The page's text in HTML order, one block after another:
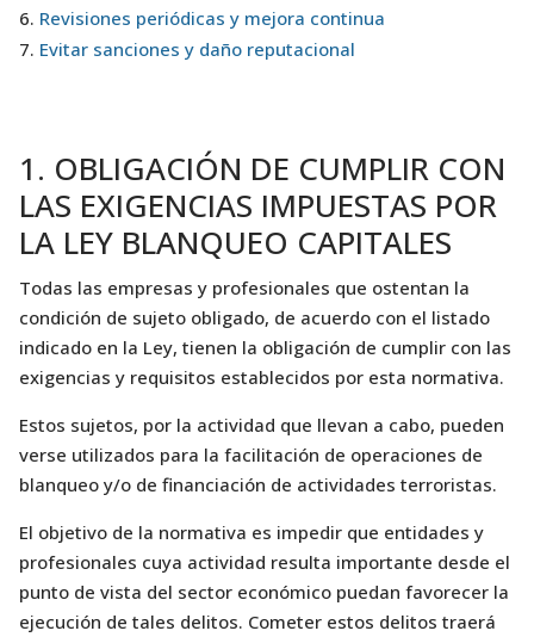
Revisiones periódicas y mejora continua
Evitar sanciones y daño reputacional
1. OBLIGACIÓN DE CUMPLIR CON
LAS EXIGENCIAS IMPUESTAS POR
LA LEY BLANQUEO CAPITALES
Todas las empresas y profesionales que ostentan la
condición de sujeto obligado, de acuerdo con el listado
indicado en la Ley, tienen la obligación de cumplir con las
exigencias y requisitos establecidos por esta normativa.
Estos sujetos, por la actividad que llevan a cabo, pueden
verse utilizados para la facilitación de operaciones de
blanqueo y/o de financiación de actividades terroristas.
El objetivo de la normativa es impedir que entidades y
profesionales cuya actividad resulta importante desde el
punto de vista del sector económico puedan favorecer la
ejecución de tales delitos. Cometer estos delitos traerá